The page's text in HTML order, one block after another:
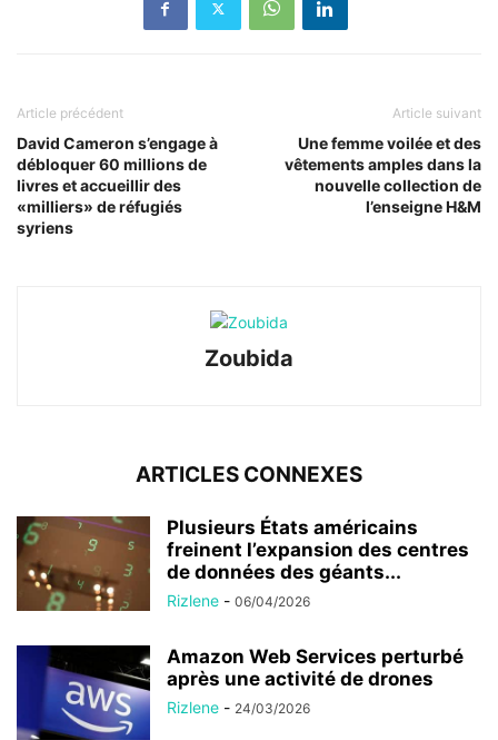
Article précédent
David Cameron s’engage à
débloquer 60 millions de
livres et accueillir des
«milliers» de réfugiés
syriens
Article suivant
Une femme voilée et des
vêtements amples dans la
nouvelle collection de
l’enseigne H&M
Zoubida
ARTICLES CONNEXES
Plusieurs États américains
freinent l’expansion des centres
de données des géants...
Rizlene - 06/04/2026
Amazon Web Services perturbé
après une activité de drones
Rizlene - 24/03/2026